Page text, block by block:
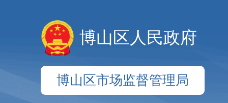
博山区人民政府
博山区市场监督管理局